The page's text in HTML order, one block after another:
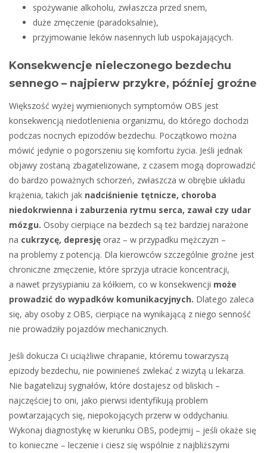
spożywanie alkoholu, zwłaszcza przed snem,
duże zmęczenie (paradoksalnie),
przyjmowanie leków nasennych lub uspokajających.
Konsekwencje nieleczonego bezdechu
sennego – najpierw przykre, później groźne
Większość wyżej wymienionych symptomów OBS jest
konsekwencją niedotlenienia organizmu, do którego dochodzi
podczas nocnych epizodów bezdechu. Początkowo można
mówić jedynie o pogorszeniu się komfortu życia. Jeśli jednak
objawy zostaną zbagatelizowane, z czasem mogą doprowadzić
do bardzo poważnych schorzeń, zwłaszcza w obrębie układu
krążenia, takich jak nadciśnienie tętnicze, choroba
niedokrwienna i zaburzenia rytmu serca, zawał czy udar
mózgu. Osoby cierpiące na bezdech są też bardziej narażone
na cukrzycę, depresję oraz – w przypadku mężczyzn –
na problemy z potencją. Dla kierowców szczególnie groźne jest
chroniczne zmęczenie, które sprzyja utracie koncentracji,
a nawet przysypianiu za kółkiem, co w konsekwencji może
prowadzić do wypadków komunikacyjnych. Dlatego zaleca
się, aby osoby z OBS, cierpiące na wynikającą z niego senność
nie prowadziły pojazdów mechanicznych.
Jeśli dokucza Ci uciążliwe chrapanie, któremu towarzyszą
epizody bezdechu, nie powinieneś zwlekać z wizytą u lekarza.
Nie bagatelizuj sygnałów, które dostajesz od bliskich –
najczęściej to oni, jako pierwsi identyfikują problem
powtarzających się, niepokojących przerw w oddychaniu.
Wykonaj diagnostykę w kierunku OBS, podejmij – jeśli okaże się
to konieczne – leczenie i ciesz się wspólnie z najbliższymi